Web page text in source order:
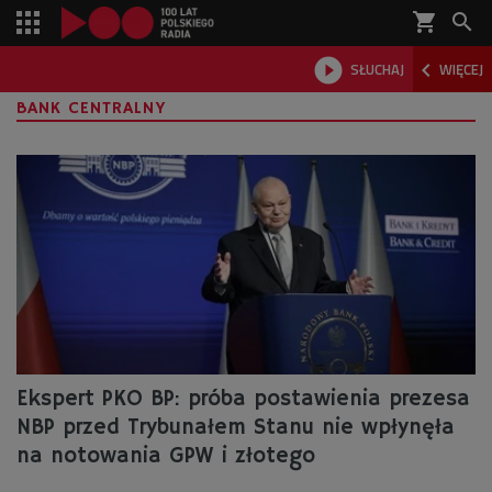
shopping_cart 
 SŁUCHAJ  WIĘCEJ

BANK CENTRALNY
Ekspert PKO BP: próba postawienia prezesa
NBP przed Trybunałem Stanu nie wpłynęła
na notowania GPW i złotego